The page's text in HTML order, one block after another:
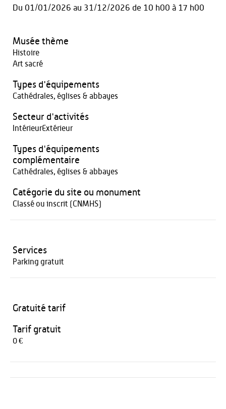
Du 01/01/2026 au 31/12/2026 de 10 h00 à 17 h00
Musée thème
Histoire
Art sacré
Types d'équipements
Cathédrales, églises & abbayes
Secteur d'activités
IntérieurExtérieur
Types d'équipements
complémentaire
Cathédrales, églises & abbayes
Catégorie du site ou monument
Classé ou inscrit (CNMHS)
Services
Parking gratuit
Gratuité tarif
Tarif gratuit
0 €